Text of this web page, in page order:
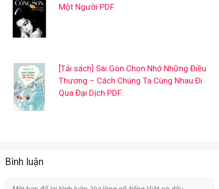
Một Người PDF.
[Tải sách] Sài Gòn Chọn Nhớ Những Điều
Thương – Cách Chúng Ta Cùng Nhau Đi
Qua Đại Dịch PDF.
Bình luận
Comment